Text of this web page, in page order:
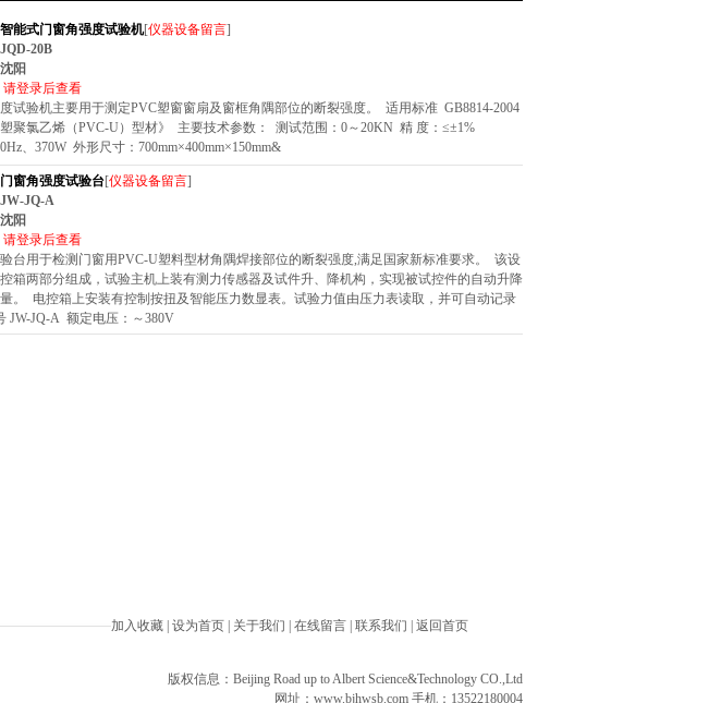
智能式门窗角强度试验机[仪器设备留言]
JQD-20B
沈阳
请登录后查看
试验机主要用于测定PVC塑窗窗扇及窗框角隅部位的断裂强度。 适用标准 GB8814-2004
塑聚氯乙烯（PVC-U）型材》 主要技术参数： 测试范围：0～20KN 精 度：≤±1%
、370W 外形尺寸：700mm×400mm×150mm&
门窗角强度试验台[仪器设备留言]
JW-JQ-A
沈阳
请登录后查看
台用于检测门窗用PVC-U塑料型材角隅焊接部位的断裂强度,满足国家新标准要求。 该设
箱两部分组成，试验主机上装有测力传感器及试件升、降机构，实现被试控件的自动升降
。 电控箱上安装有控制按扭及智能压力数显表。试验力值由压力表读取，并可自动记录
JW-JQ-A 额定电压：～380V
加入收藏 设为首页 关于我们 在线留言 联系我们 返回首页
版权信息：Beijing Road up to Albert Science&Technology CO.,Ltd
网址： www.bjhwsb.com 手机：13522180004